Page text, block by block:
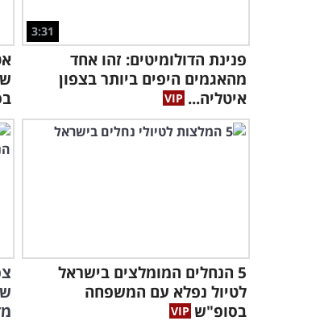
3:31
פנינת הדולומיטים: זהו אחד
מהאגמים היפים ביותר בצפון
איטליה...
5 הנחלים המומלצים בישראל
לטיול נפלא עם המשפחה
בסופ"ש